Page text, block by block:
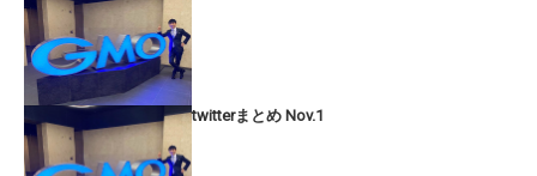
twitterまとめ Nov.1